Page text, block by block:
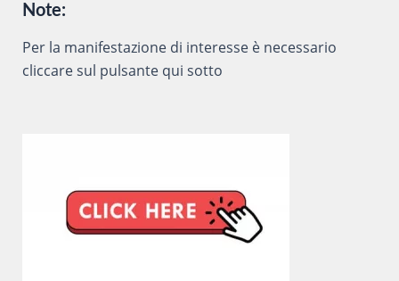
Note:
Per la manifestazione di interesse è necessario
cliccare sul pulsante qui sotto